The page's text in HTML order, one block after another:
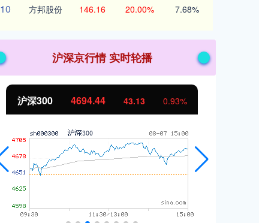
10 方邦股份 146.16 20.00% 7.68%
沪深京行情 实时轮播
北证50 1134.24 11.37 1.01%